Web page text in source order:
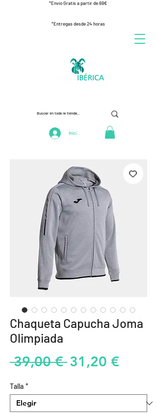
*Envío Gratis a partir de 69€
*Entregas desde 24 horas
Iniciar Sesión
Chaqueta Capucha Joma
Olimpiada
39,00 € Precio
31,20 €Precio
oferta
Talla *